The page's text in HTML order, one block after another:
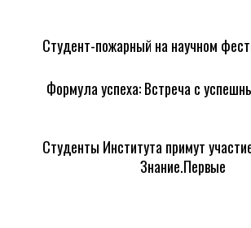
Студент-пожарный на научном
Формула успеха: Встреча с
Студенты Института примут
Знание.Первые